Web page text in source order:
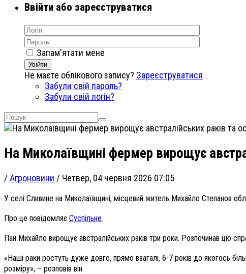
Ввійти або зареєструватися
Запам'ятати мене
Увійти
Не маєте облікового запису? Зареєструватися
Забули свій пароль?
Забули свій логін?
На Миколаївщині фермер вирощує
/ Агроновини / Четвер, 04 червня 2026 07:05
У селі Сливине на Миколаївщині, місцевий житель Михайло Степанов
Про це повідомляє Суспільне.
Пан Михайло вирощує австралійських раків три роки. Розпочинав цю
«Наші раки ростуть дуже довго, прямо взагалі, 6-7 років до якогось
розміру», – розповів він.